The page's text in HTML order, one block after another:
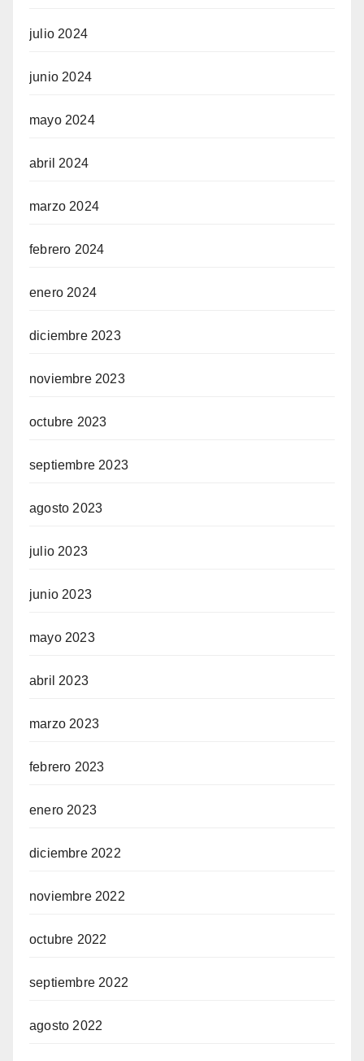
julio 2024
junio 2024
mayo 2024
abril 2024
marzo 2024
febrero 2024
enero 2024
diciembre 2023
noviembre 2023
octubre 2023
septiembre 2023
agosto 2023
julio 2023
junio 2023
mayo 2023
abril 2023
marzo 2023
febrero 2023
enero 2023
diciembre 2022
noviembre 2022
octubre 2022
septiembre 2022
agosto 2022